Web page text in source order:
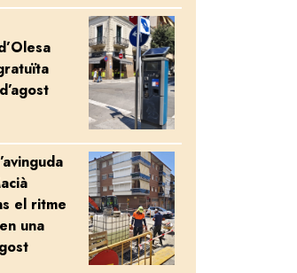
Image
el ritme
una
Image